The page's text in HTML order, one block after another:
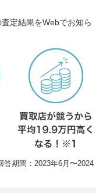
定結果をWebでお知ら
期間：2023年6月〜2024